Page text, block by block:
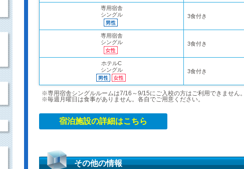
専用宿舎
シングル
3食付き
専用宿舎
シングル
3食付き
ホテルC
シングル
3食付き
※専用宿舎シングルルームは7/16～9/15にご入校の方はご利用できません。
※毎週月曜日は食事がありません。各自でご用意ください。
宿泊施設の詳細はこちら
その他の情報